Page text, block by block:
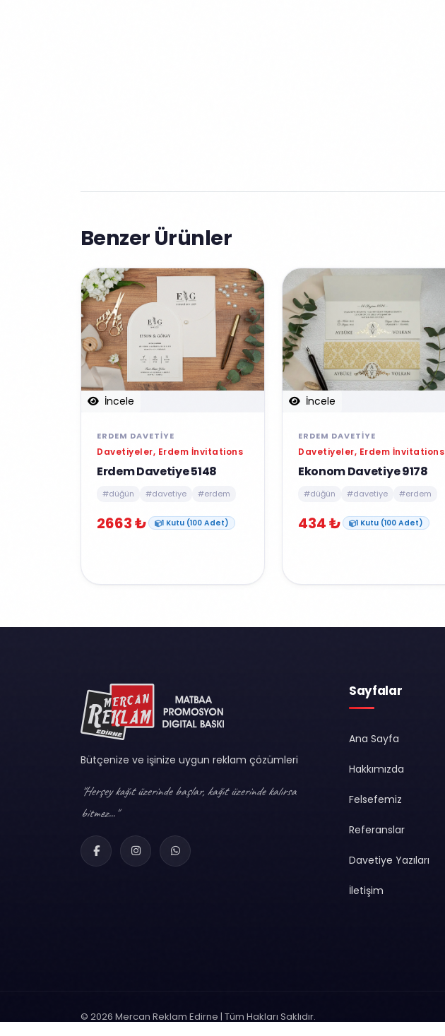
Benzer Ürünler
İncele
ERDEM DAVETIYE
Davetiyeler, Erdem İnvitations
Erdem Davetiye 5148
#düğün #davetiye #erdem
2663 ₺ 1 Kutu (100 Adet)
İncele
ERDEM DAVETIYE
Davetiyeler, Erdem İnvitations
Ekonom Davetiye 9178
#düğün #davetiye #erdem
434 ₺ 1 Kutu (100 Adet)
Bütçenize ve işinize uygun reklam çözümleri
"Herşey kağıt üzerinde başlar, kağıt üzerinde kalırsa
bitmez..."
Sayfalar
Ana Sayfa
Hakkımızda
Felsefemiz
Referanslar
Davetiye Yazıları
İletişim
© 2026 Mercan Reklam Edirne | Tüm Hakları Saklıdır.